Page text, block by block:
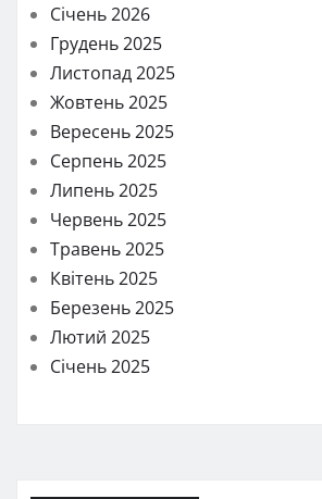
Січень 2026
Грудень 2025
Листопад 2025
Жовтень 2025
Вересень 2025
Серпень 2025
Липень 2025
Червень 2025
Травень 2025
Квітень 2025
Березень 2025
Лютий 2025
Січень 2025